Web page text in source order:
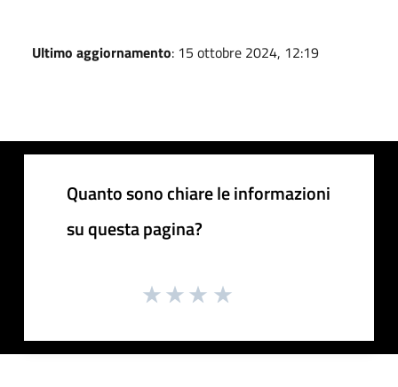
Ultimo aggiornamento: 15 ottobre 2024, 12:19
Quanto sono chiare le informazioni
su questa pagina?